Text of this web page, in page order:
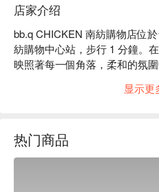
店家介绍
bb.q CHICKEN 南紡購物店位
紡購物中心站，步行 1 分鐘。
映照著每一個角落，柔和的氛
用餐體驗提升的最佳催化劑。
圍，讓人倍感愉悅。
显示更
热门商品